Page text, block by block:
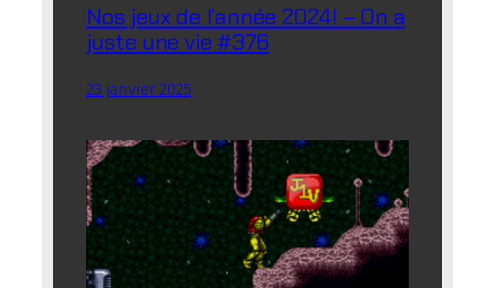
Nos jeux de l’année 2024! – On a
juste une vie #376
23 janvier 2025